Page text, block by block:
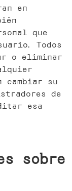
en
que
Todos
o eliminar
cambiar su
de
esa
sobre